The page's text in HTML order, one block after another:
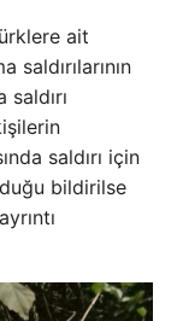
ait
saldırı için
bildirilse